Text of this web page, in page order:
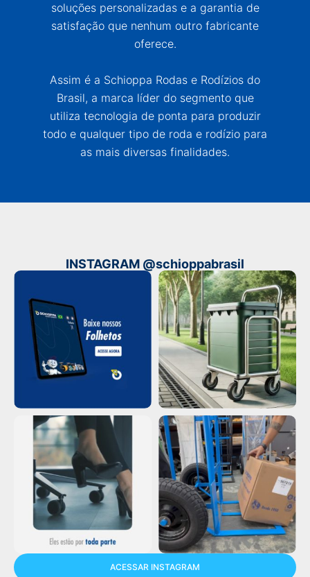
soluções personalizadas e a garantia de
satisfação que nenhum outro fabricante
oferece.
Assim é a Schioppa Rodas e Rodízios do
Brasil, a marca líder do segmento que
utiliza tecnologia de ponta para produzir
todo e qualquer tipo de roda e rodízio para
as mais diversas finalidades.
INSTAGRAM @schioppabrasil
ACESSAR INSTAGRAM